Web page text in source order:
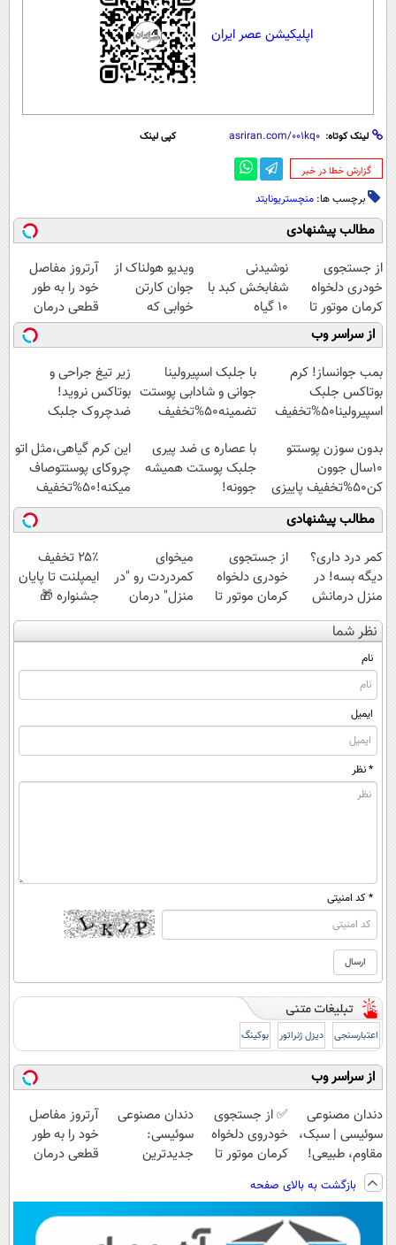
اپلیکیشن عصر ایران
لینک کوتاه: کپی لینک
‌گزارش خطا در خبر
برچسب ها: منچستریونایتد
مطالب پیشنهادی
از جستجوی
خودری دلخواه
کرمان موتور تا
فروش آن،
ساده، بی واسطه
و مستقیم
نوشیدنی
شفابخش کبد با
10 گیاه
موثر(تخفیف تا
امشب)
ویدیو هولناک از
جوان کارتن
خوابی که
میلیاردر شد.
آموزش رایگان
آرتروز مفاصل
خود را به طور
قطعی درمان
کنید!
◗پرسش‌نامه◖
از سراسر وب
بمب جوانساز! کرم
بوتاکس جلبک
اسپیرولینا50%تخفیف
با جلبک اسپیرولینا
جوانی و شادابی پوستت
تضمینه50%تخفیف
زیر تیغ جراحی و
بوتاکس نروید!
ضدچروک جلبک
بدون سوزن پوستتو
10سال جوون
کن50%تخفیف پاییزی
با عصاره ی ضد پیری
جلبک پوستت همیشه
جوونه!
این کرم گیاهی،مثل اتو
چروکای پوستتوصاف
میکنه!50%تخفیف
مطالب پیشنهادی
کمر درد داری؟
دیگه بسه! در
منزل درمانش
کن
(◀پرسش‌نامه)
از جستجوی
خودری دلخواه
کرمان موتور تا
فروش آن،
ساده، بی واسطه
میخوای
کمردردت رو "در
منزل" درمان
کنی؟ (◂فیلم +
◂پرسش‌نامه)
۲۵٪ تخفیف
ایمپلنت تا پایان
جشنواره 🎁
نظر شما
نام
ایمیل
* نظر
* کد امنیتی
اعتبارسنجی دیزل ژنراتور بوکینگ
از سراسر وب
دندان مصنوعی
سوئیسی | سبک،
مقاوم، طبیعی!
ویزیت
رایگان+پرداخت
اقساطی😍
✅ از جستجوی
خودروی دلخواه
کرمان موتور تا
واسطه و
مستقیم
دندان مصنوعی
سوئیسی:
جدیدترین
پرداخت قسطی
آرتروز مفاصل
خود را به طور
قطعی درمان
بازگشت به بالای صفحه